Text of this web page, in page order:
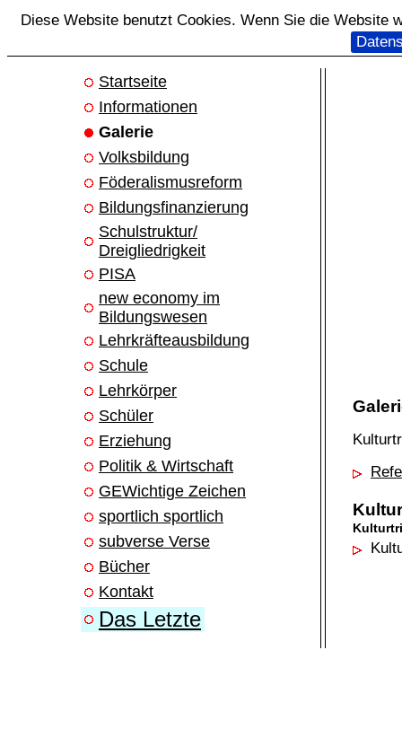
Diese Website benutzt Cookies. Wenn Sie die Website
Startseite
Informationen
Galerie
Volksbildung
Föderalismusreform
Bildungsfinanzierung
Schulstruktur/
Dreigliedrigkeit
PISA
new economy im
Bildungswesen
Lehrkräfteausbildung
Schule
Lehrkörper
Schüler
Erziehung
Politik & Wirtschaft
GEWichtige Zeichen
sportlich sportlich
subverse Verse
Bücher
Kontakt
Das Letzte